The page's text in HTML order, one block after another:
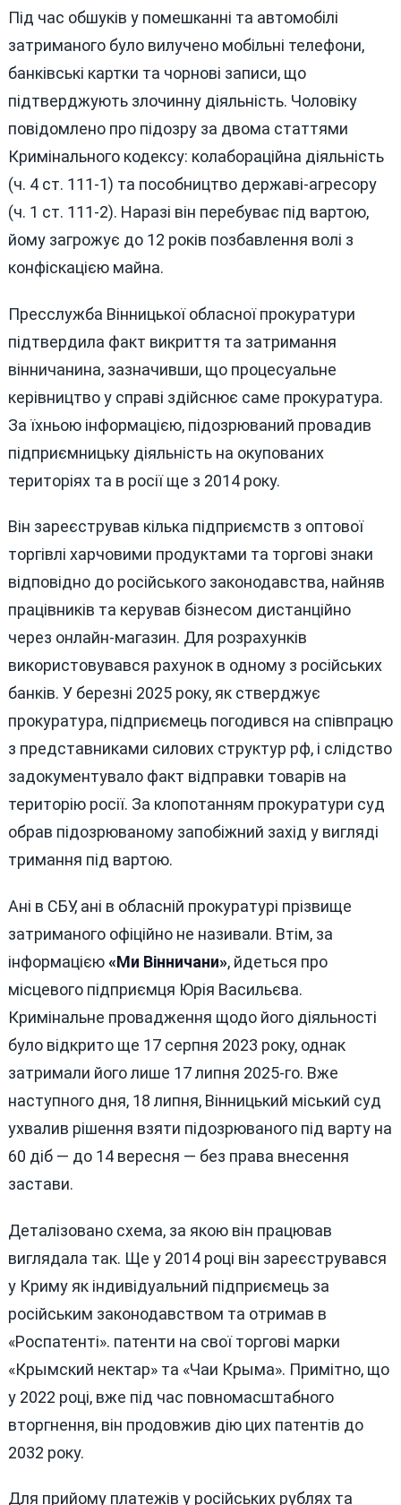
Під час обшуків у помешканні та автомобілі
затриманого було вилучено мобільні телефони,
банківські картки та чорнові записи, що
підтверджують злочинну діяльність. Чоловіку
повідомлено про підозру за двома статтями
Кримінального кодексу: колабораційна діяльність
(ч. 4 ст. 111-1) та пособництво державі-агресору
(ч. 1 ст. 111-2). Наразі він перебуває під вартою,
йому загрожує до 12 років позбавлення волі з
конфіскацією майна.
Пресслужба Вінницької обласної прокуратури
підтвердила факт викриття та затримання
вінничанина, зазначивши, що процесуальне
керівництво у справі здійснює саме прокуратура.
За їхньою інформацією, підозрюваний провадив
підприємницьку діяльність на окупованих
територіях та в росії ще з 2014 року.
Він зареєстрував кілька підприємств з оптової
торгівлі харчовими продуктами та торгові знаки
відповідно до російського законодавства, найняв
працівників та керував бізнесом дистанційно
через онлайн-магазин. Для розрахунків
використовувався рахунок в одному з російських
банків. У березні 2025 року, як стверджує
прокуратура, підприємець погодився на співпрацю
з представниками силових структур рф, і слідство
задокументувало факт відправки товарів на
територію росії. За клопотанням прокуратури суд
обрав підозрюваному запобіжний захід у вигляді
тримання під вартою.
Ані в СБУ, ані в обласній прокуратурі прізвище
затриманого офіційно не називали. Втім, за
інформацією«Ми Вінничани», йдеться про
місцевого підприємця Юрія Васильєва.
Кримінальне провадження щодо його діяльності
було відкрито ще 17 серпня 2023 року, однак
затримали його лише 17 липня 2025-го. Вже
наступного дня, 18 липня, Вінницький міський суд
ухвалив рішення взяти підозрюваного під варту на
60 діб — до 14 вересня — без права внесення
застави.
Деталізовано схема, за якою він працював
виглядала так. Ще у 2014 році він зареєструвався
у Криму як індивідуальний підприємець за
російським законодавством та отримав в
«Роспатенті». патенти на свої торгові марки
«Крымский нектар» та «Чаи Крыма». Примітно, що
у 2022 році, вже під час повномасштабного
вторгнення, він продовжив дію цих патентів до
2032 року.
Для прийому платежів у російських рублях та